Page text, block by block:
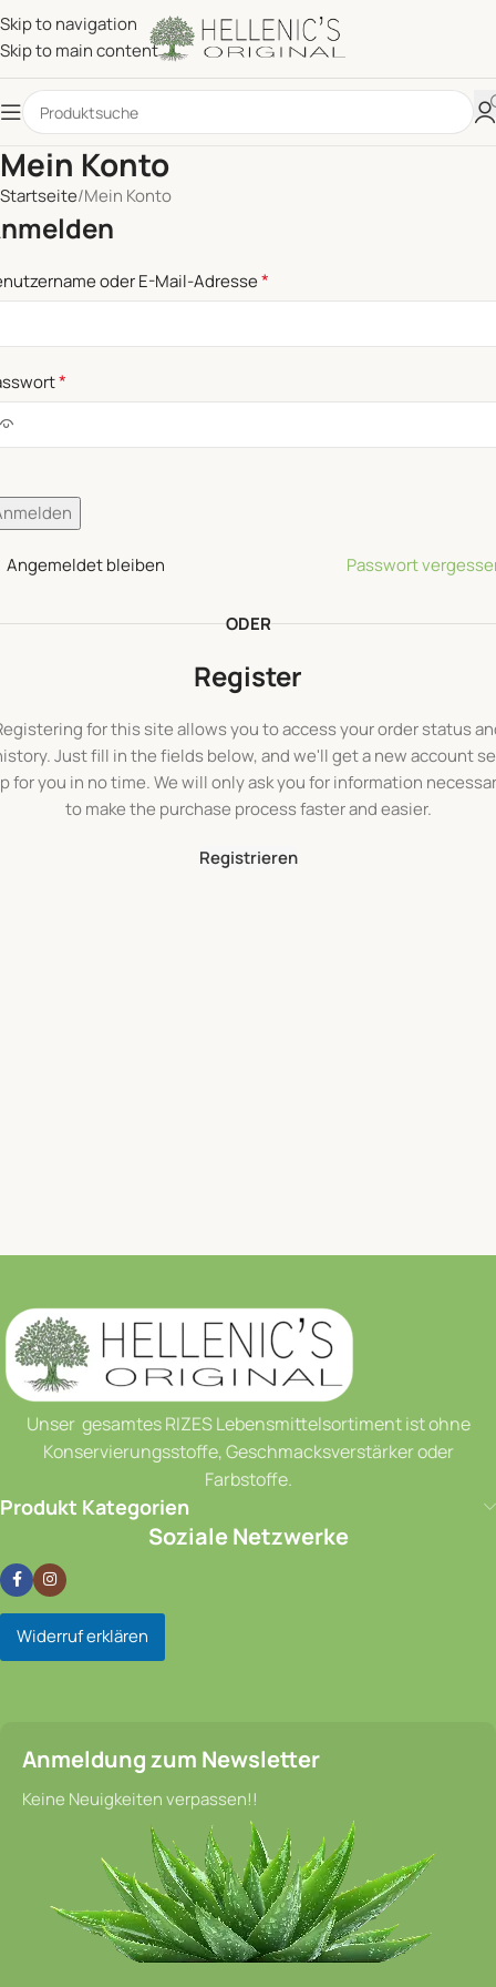
Skip to navigation
Skip to main content
Mein Konto
Startseite Mein Konto
oder E-Mail-Adresse*
*
Passwort
Angemeldet bleiben
ODER
Register
for this site allows you to access your order status
Just fill in the fields below, and we'll get a new account
for you in no time. We will only ask you for information
to make the purchase process faster and easier.
Registrieren
Unser gesamtes RIZES Lebensmittelsortiment ist ohne
Konservierungsstoffe, Geschmacksverstärker oder
Farbstoffe.
Produkt Kategorien
Soziale Netzwerke
Widerruf erklären
Anmeldung zum Newsletter
Keine Neuigkeiten verpassen!!